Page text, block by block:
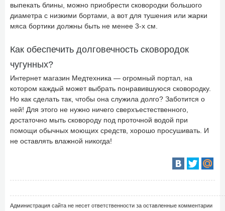
выпекать блины, можно приобрести сковородки большого
диаметра с низкими бортами, а вот для тушения или жарки
мяса бортики должны быть не менее 3-х см.
Как обеспечить долговечность сковородок
чугунных?
Интернет магазин Медтехника — огромный портал, на
котором каждый может выбрать понравившуюся сковородку.
Но как сделать так, чтобы она служила долго? Заботится о
ней! Для этого не нужно ничего сверхъестественного,
достаточно мыть сковороду под проточной водой при
помощи обычных моющих средств, хорошо просушивать. И
не оставлять влажной никогда!
Администрация сайта не несет ответственности за оставленные комментарии